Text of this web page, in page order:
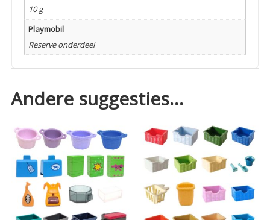
10 g
Playmobil
Reserve onderdeel
Andere suggesties…